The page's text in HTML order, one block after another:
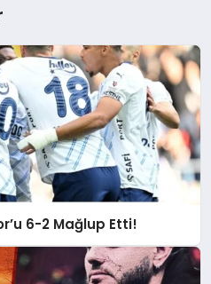
6-2 Mağlup Etti!